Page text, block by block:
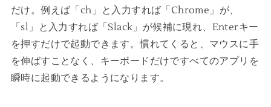
だけ。例えば「ch」と入力すれば「Chrome」が、
「sl」と入力すれば「Slack」が候補に現れ、Enterキー
を押すだけで起動できます。慣れてくると、マウスに手
を伸ばすことなく、キーボードだけですべてのアプリを
瞬時に起動できるようになります。